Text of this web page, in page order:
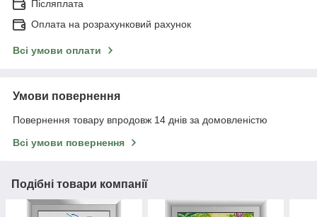
Післяплата
Оплата на розрахунковий рахунок
Всі умови оплати
Умови повернення
Повернення товару впродовж 14 днів за домовленістю
Всі умови повернення
Подібні товари компанії